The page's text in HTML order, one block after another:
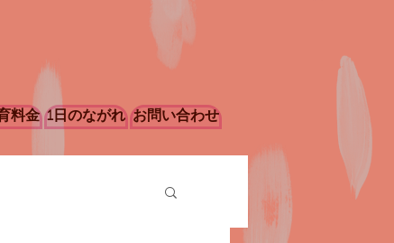
料金 1日のながれ お問い合わせ